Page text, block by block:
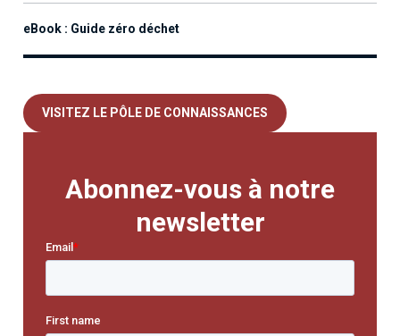
eBook : Guide zéro déchet
VISITEZ LE PÔLE DE CONNAISSANCES
Abonnez-vous à notre
newsletter